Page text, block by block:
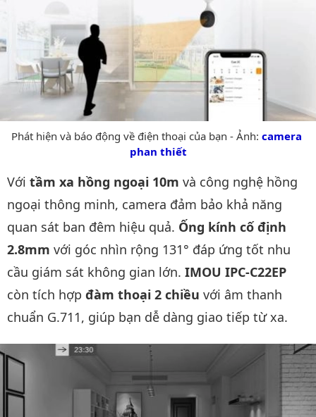
Phát hiện và báo động về điện thoại của bạn - Ảnh: camera
phan thiết
Với tầm xa hồng ngoại 10m và công nghệ hồng
ngoại thông minh, camera đảm bảo khả năng
quan sát ban đêm hiệu quả. Ống kính cố định
2.8mm với góc nhìn rộng 131° đáp ứng tốt nhu
cầu giám sát không gian lớn. IMOU IPC-C22EP
còn tích hợp đàm thoại 2 chiều với âm thanh
chuẩn G.711, giúp bạn dễ dàng giao tiếp từ xa.